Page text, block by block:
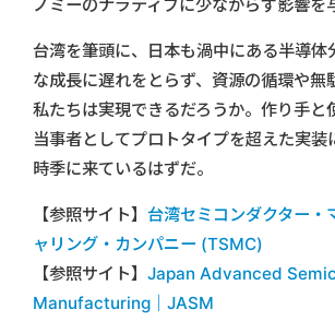
ノミーのナラティブに少なからず影響を
台湾を筆頭に、日本も渦中にある半導体
な成長に遅れをとらず、資源の循環や無
私たちは実現できるだろうか。作り手と
当事者としてプロトタイプを超えた実装
時季に来ているはずだ。
【参照サイト】 台湾セミコンダクター・
ャリング・カンパニー (TSMC)
【参照サイト】 Japan Advanced
Manufacturing｜JASM